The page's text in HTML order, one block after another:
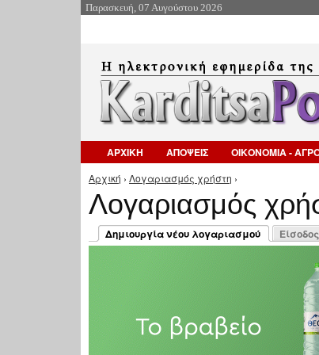
Παρασκευή, 07 Αυγούστου 2026
ΑΡΧΙΚΗ ΑΠΟΨΕΙΣ ΟΙΚΟΝΟΜΙΑ -
Είστε εδώ
Αρχική › Λογαριασμός χρήστη ›
Λογαριασμός
Πρωτεύουσες καρτέλες
Δημιουργία νέου λογαριασμού
(ενεργή καρτέλα)
Είσοδος